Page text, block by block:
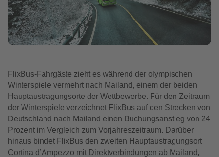
FlixBus-Fahrgäste zieht es während der olympischen
Winterspiele vermehrt nach Mailand, einem der beiden
Hauptaustragungsorte der Wettbewerbe. Für den Zeitraum
der Winterspiele verzeichnet FlixBus auf den Strecken von
Deutschland nach Mailand einen Buchungsanstieg von 24
Prozent im Vergleich zum Vorjahreszeitraum. Darüber
hinaus bindet FlixBus den zweiten Hauptaustragungsort
Cortina d’Ampezzo mit Direktverbindungen ab Mailand,